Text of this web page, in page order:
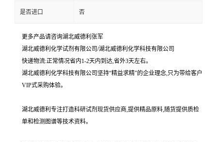
是否进口 否
更多产品请咨询湖北威德利张军
湖北威德利化学试剂有限公司/湖北威德利化学科技有限公司
快递物流:正常情况省内1-2天内到达,省外3天左右。
湖北威德利化学科技有限公司坚持“精益求精"的企业理念,只为带给客户
VIP式采购体验。
湖北威德利专注打造科研试剂现货供应商,提供精品原料,随货提供质检
单和检测图谱等技术资料。